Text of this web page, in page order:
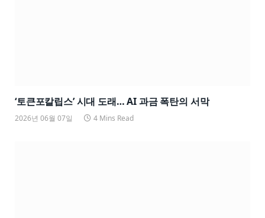
‘토큰포칼립스’ 시대 도래… AI 과금 폭탄의 서막
2026년 06월 07일 4 Mins Read